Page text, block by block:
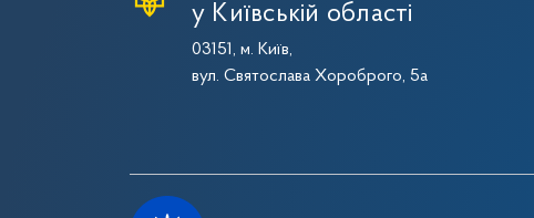
у Київській області
03151, м. Київ,
вул. Святослава Хороброго, 5а